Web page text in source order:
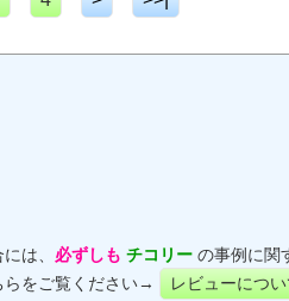
は、 必ずしも チコリーの事例に関
らをご覧ください→ レビューにつ